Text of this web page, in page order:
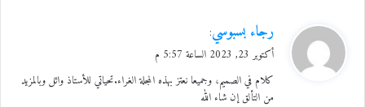
ي
ق
ل
رجاء بسبوسي:
أكتوبر 23, 2023 الساعة 5:57 م
كلام في الصميم، وجميعا نعتز بهذه المجلة الغراء.تحياتي للأستاذ وائل وبالمزيد
من التألق إن شاء الله